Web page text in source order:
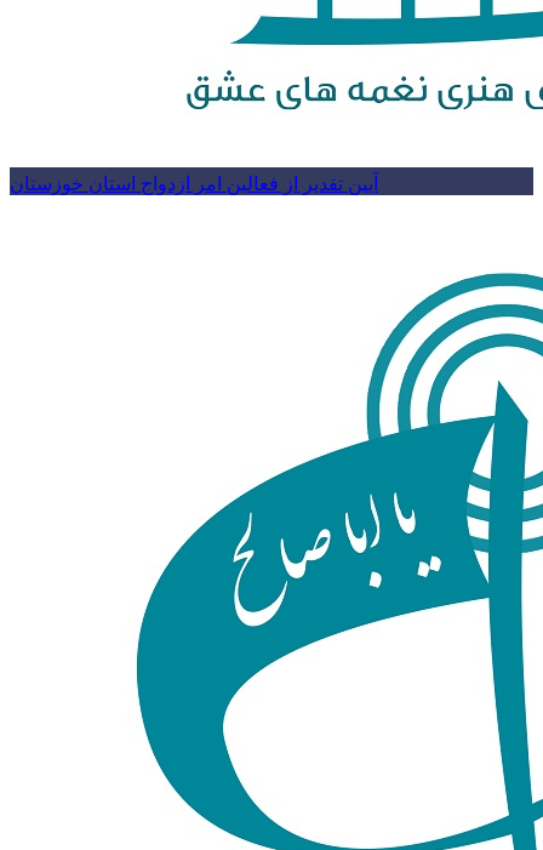
آیین تقدیر از فعالین امر ازدواج استان خوزستان